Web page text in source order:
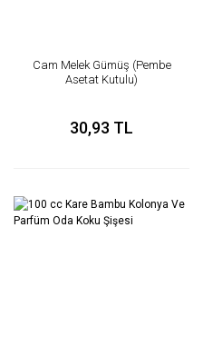
Cam Melek Gümüş (Pembe
Asetat Kutulu)
30,93 TL